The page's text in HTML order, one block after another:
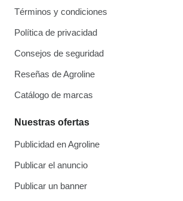
Términos y condiciones
Política de privacidad
Consejos de seguridad
Reseñas de Agroline
Catálogo de marcas
Nuestras ofertas
Publicidad en Agroline
Publicar el anuncio
Publicar un banner